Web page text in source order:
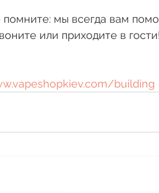
помните: мы всегда вам
или приходите в гости!
building